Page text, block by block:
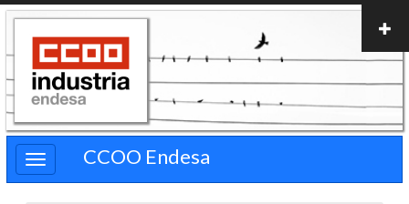
Pasar
contenido
principal
CCOO Endesa